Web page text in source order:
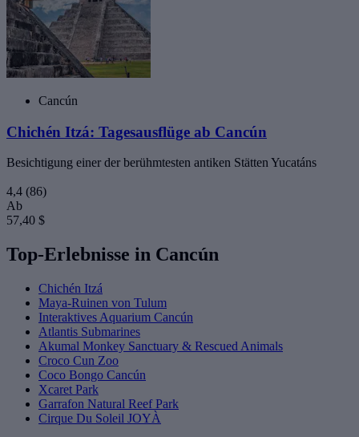
Cancún
Chichén Itzá: Tagesausflüge ab Cancún
Besichtigung einer der berühmtesten antiken Stätten Yucatáns
4,4 (86)
Ab
57,40 $
Top-Erlebnisse in Cancún
Chichén Itzá
Maya-Ruinen von Tulum
Interaktives Aquarium Cancún
Atlantis Submarines
Akumal Monkey Sanctuary & Rescued Animals
Croco Cun Zoo
Coco Bongo Cancún
Xcaret Park
Garrafon Natural Reef Park
Cirque Du Soleil JOYÀ